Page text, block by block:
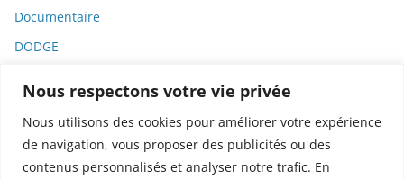
Nous respectons votre vie privée
Nous utilisons des cookies pour améliorer votre expérience
de navigation, vous proposer des publicités ou des
contenus personnalisés et analyser notre trafic. En
Documentaire
DODGE
Doxxing
Droit